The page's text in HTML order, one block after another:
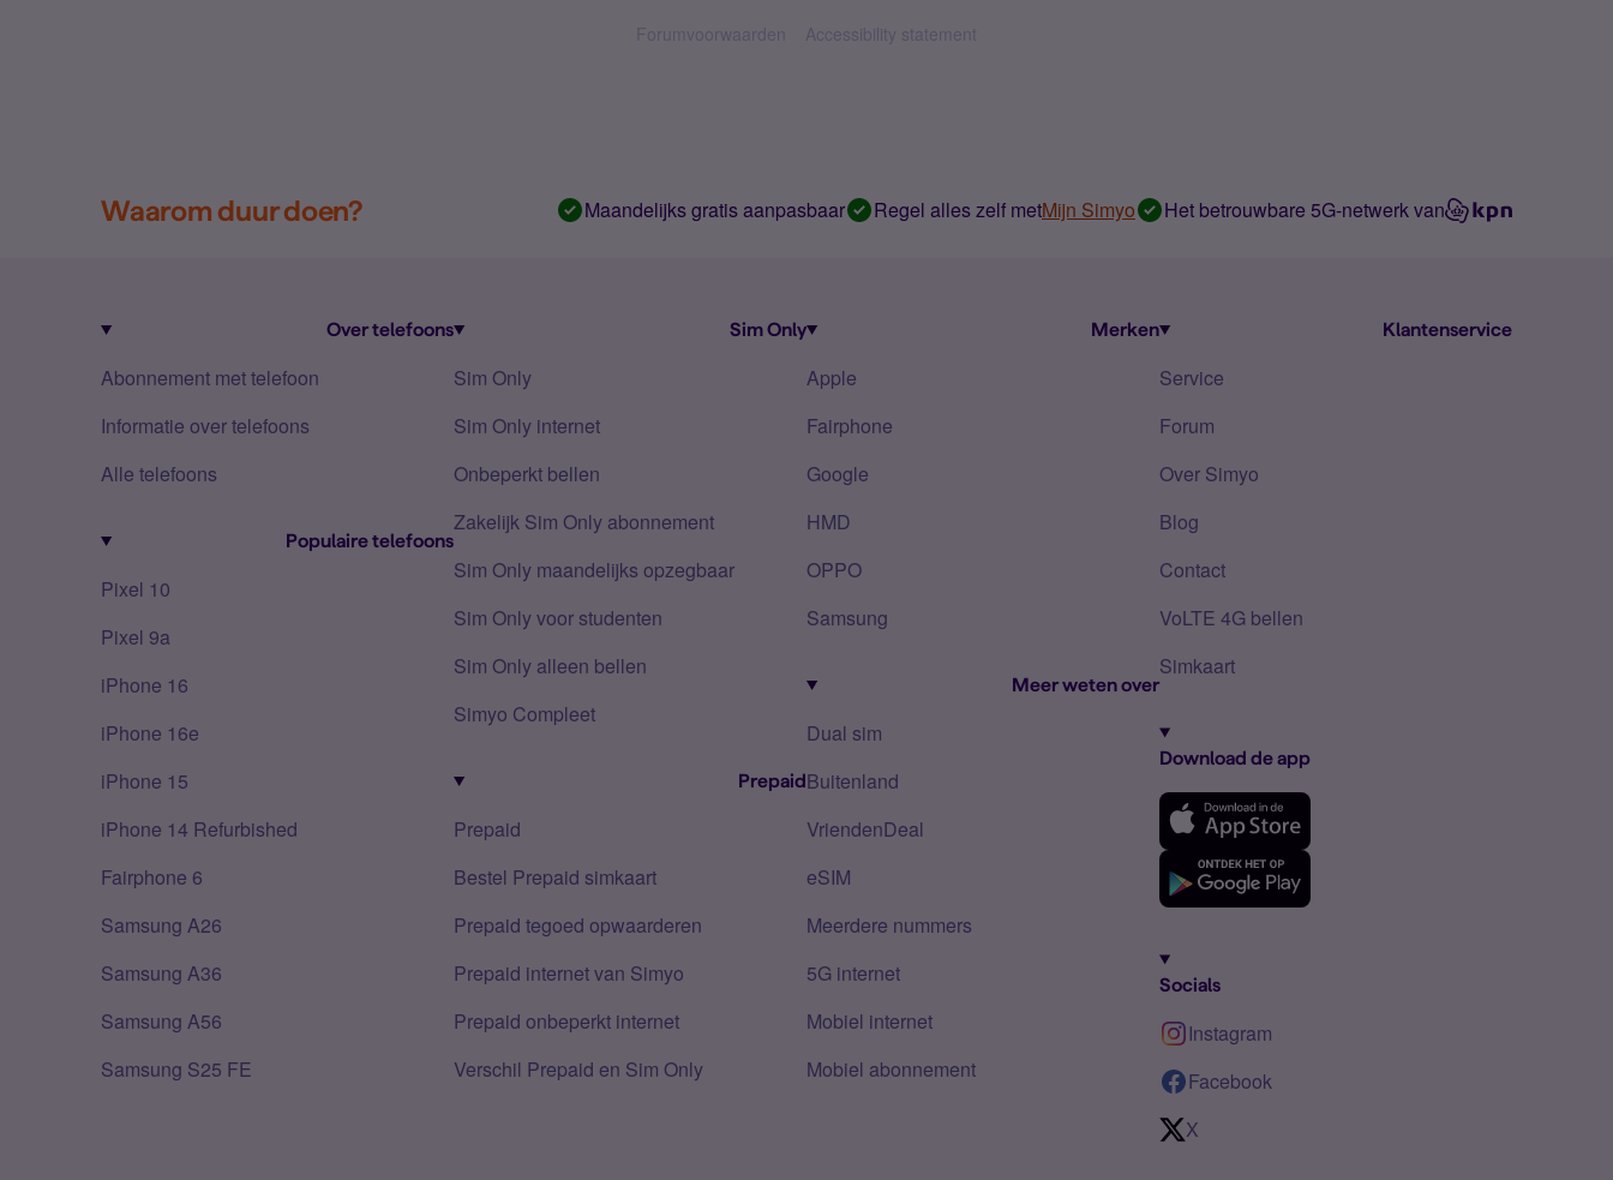
Forumvoorwaarden Accessibility statement
Waarom duur doen? Maandelijks gratis aanpasbaar Regel alles zelf metMijn Simyo Het betrouwbare 5G-netwerk van
Over telefoons
Abonnement met telefoon
Informatie over telefoons
Alle telefoons
Populaire telefoons
Pixel 10
Pixel 9a
iPhone 16
iPhone 16e
iPhone 15
iPhone 14 Refurbished
Fairphone 6
Samsung A26
Samsung A36
Samsung A56
Samsung S25 FE
Sim Only
Sim Only
Sim Only internet
Onbeperkt bellen
Zakelijk Sim Only abonnement
Sim Only maandelijks opzegbaar
Sim Only voor studenten
Sim Only alleen bellen
Simyo Compleet
Prepaid
Prepaid
Bestel Prepaid simkaart
Prepaid tegoed opwaarderen
Prepaid internet van Simyo
Prepaid onbeperkt internet
Verschil Prepaid en Sim Only
Merken
Apple
Fairphone
Google
HMD
OPPO
Samsung
Meer weten over
Dual sim
Buitenland
VriendenDeal
eSIM
Meerdere nummers
5G internet
Mobiel internet
Mobiel abonnement
Klantenservice
Service
Forum
Over Simyo
Blog
Contact
VoLTE 4G bellen
Simkaart
Download de app
Socials
Instagram
Facebook
X